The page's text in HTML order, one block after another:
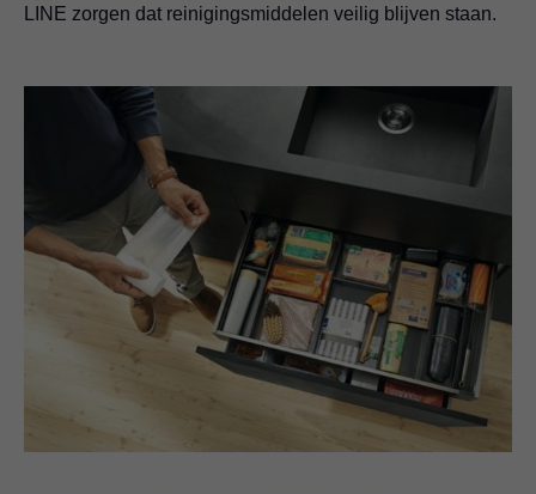
LINE zorgen dat reinigingsmiddelen veilig blijven staan.